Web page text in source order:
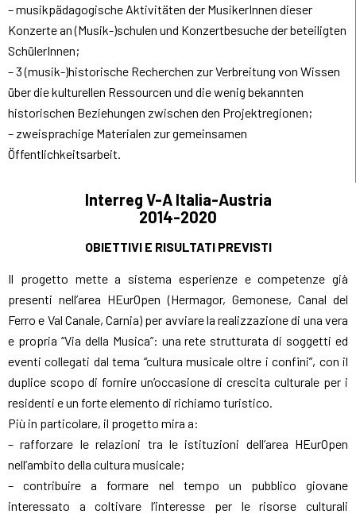
– musikpädagogische Aktivitäten der MusikerInnen dieser
Konzerte an (Musik-)schulen und Konzertbesuche der beteiligten
SchülerInnen;
– 3 (musik-)historische Recherchen zur Verbreitung von Wissen
über die kulturellen Ressourcen und die wenig bekannten
historischen Beziehungen zwischen den Projektregionen;
– zweisprachige Materialen zur gemeinsamen
Öffentlichkeitsarbeit.
Interreg V-A Italia-Austria
2014-2020
OBIETTIVI E RISULTATI PREVISTI
Il progetto mette a sistema esperienze e competenze già
presenti nell’area HEurOpen (Hermagor, Gemonese, Canal del
Ferro e Val Canale, Carnia) per avviare la realizzazione di una vera
e propria “Via della Musica”: una rete strutturata di soggetti ed
eventi collegati dal tema “cultura musicale oltre i confini”, con il
duplice scopo di fornire un’occasione di crescita culturale per i
residenti e un forte elemento di richiamo turistico.
Più in particolare, il progetto mira a:
– rafforzare le relazioni tra le istituzioni dell’area HEurOpen
nell’ambito della cultura musicale;
– contribuire a formare nel tempo un pubblico giovane
interessato a coltivare l’interesse per le risorse culturali